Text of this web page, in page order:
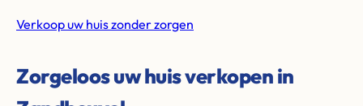
Verkoop uw huis zonder zorgen
Zorgeloos uw huis verkopen in